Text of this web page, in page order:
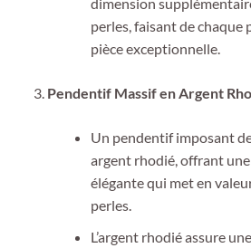
dimension
perles, faisant de chaque
pièce exceptionnelle.
Pendentif Massif en Argent
Un pendentif imposant
argent rhodié, offrant
élégante qui met en
perles.
L’argent rhodié assure